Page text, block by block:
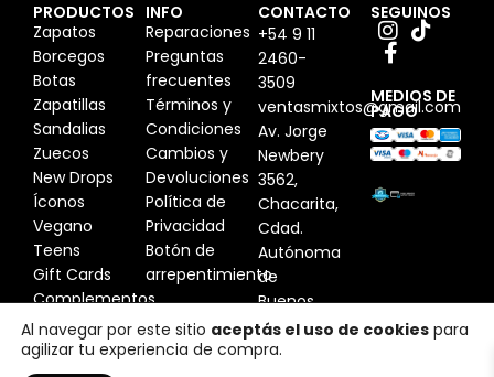
PRODUCTOS
Zapatos
Borcegos
Botas
Zapatillas
Sandalias
Zuecos
New Drops
Íconos
Vegano
Teens
Gift Cards
Complementos
INFO
Reparaciones
Preguntas
frecuentes
Términos y
Condiciones
Cambios y
Devoluciones
Política de
Privacidad
Botón de
arrepentimiento
CONTACTO
+54 9 11
2460-
3509
ventasmixtos@gmail.com
Av. Jorge
Newbery
3562,
Chacarita,
Cdad.
Autónoma
de
Buenos
Aires,
Argentina
SEGUINOS
MEDIOS DE
PAGO
Al navegar por este sitio aceptás el uso de cookies para
agilizar tu experiencia de compra.